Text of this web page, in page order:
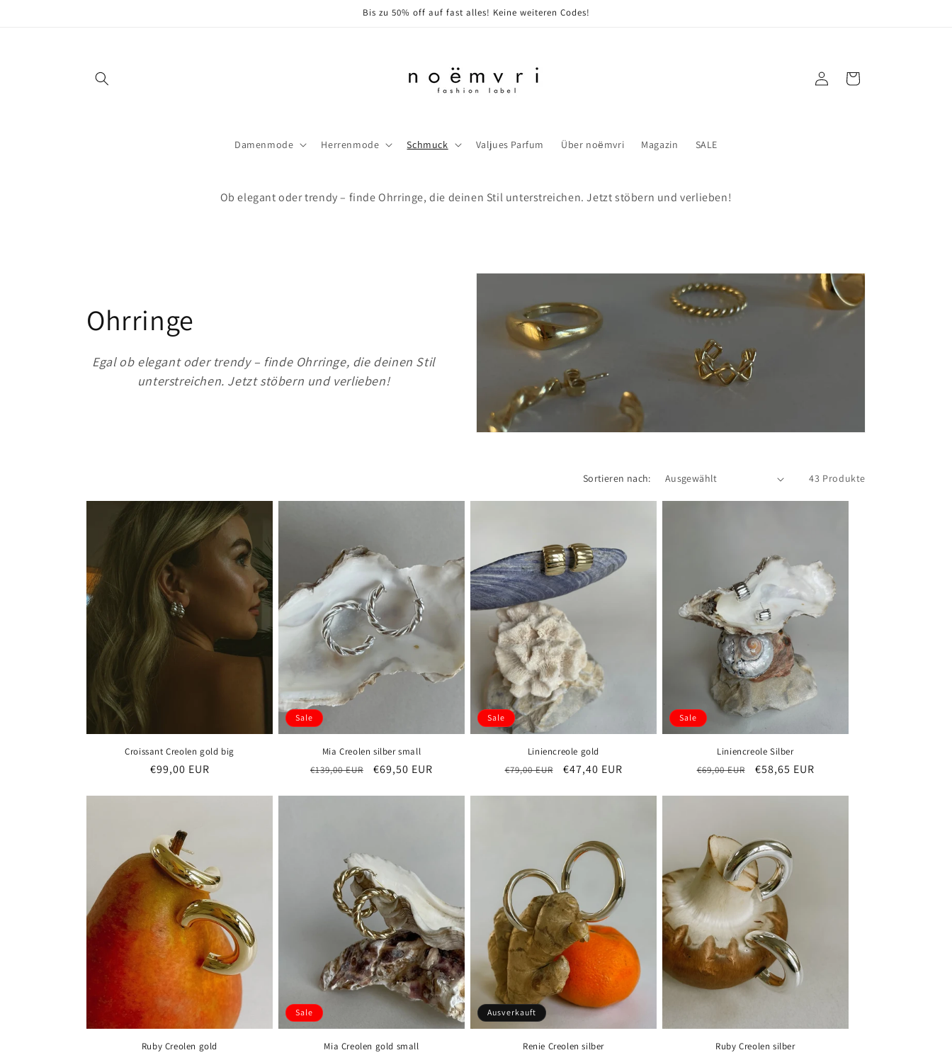
Bis zu 50% off auf fast alles! Keine weiteren Codes!
Damenmode Herrenmode Schmuck Valjues Parfum Über noёmvri Magazin SALE
EinloggenWarenkorb
Ob elegant oder trendy – finde Ohrringe, die deinen Stil unterstreichen. Jetzt stöbern und verlieben!
K
a
o
i
e
Ohrringe
Egal ob elegant oder trendy – finde Ohrringe, die deinen Stil
unterstreichen. Jetzt stöbern und verlieben!
Sortieren nach: 43 Produkte
Croissant Creolen gold big
Normaler
€99,00 EUR
Sale
Mia Creolen silber small
Normaler
€139,00 EUR Verkaufspreis
€69,50 EUR
Sale
Liniencreole gold
Normaler
€79,00 EUR Verkaufspreis
€47,40 EUR
Sale
Liniencreole Silber
Normaler
€69,00 EUR Verkaufspreis
€58,65 EUR
Ruby Creolen gold
Sale
Mia Creolen gold small
Ausverkauft
Renie Creolen silber Ruby Creolen silber